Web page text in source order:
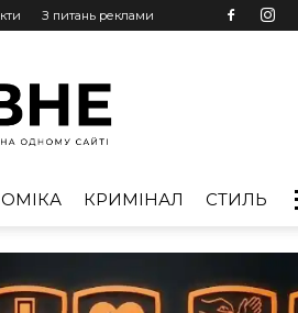
З питань реклами
КРИМІНАЛ СТИЛЬ